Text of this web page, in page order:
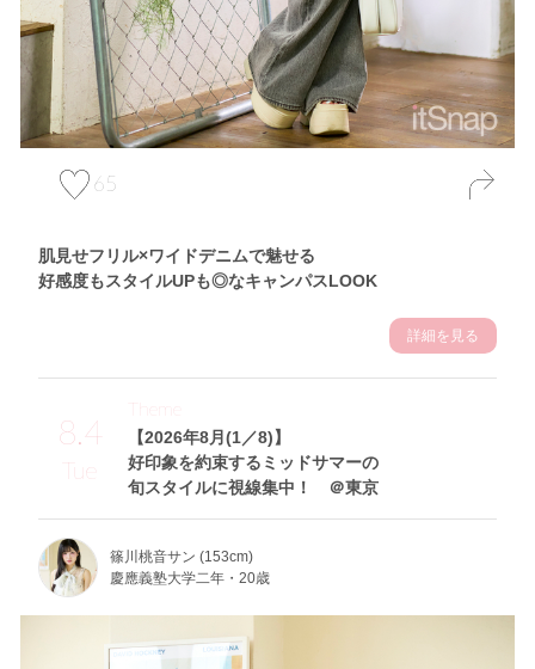
65
肌見せフリル×ワイドデニムで魅せる
好感度もスタイルUPも◎なキャンパスLOOK
詳細を見る
8.4
Tue
【2026年8月(1／8)】
好印象を約束するミッドサマーの
旬スタイルに視線集中！ ＠東京
Theme
篠川桃音サン (153cm)
慶應義塾大学二年・20歳